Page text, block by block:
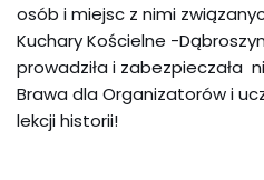
osób i miejsc z nimi
Kuchary Kościelne -
prowadziła i zabezpieczała
Brawa dla Organizatorów i
lekcji historii!